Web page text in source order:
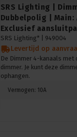
SRS Lighting |
Dubbelpolig | Main:
Exclusief
SRS Lighting* | 949004
Levertijd op
De Dimmer 4-kanaals
dimmer. Je kunt deze
ophangen.
Vermogen: 10A